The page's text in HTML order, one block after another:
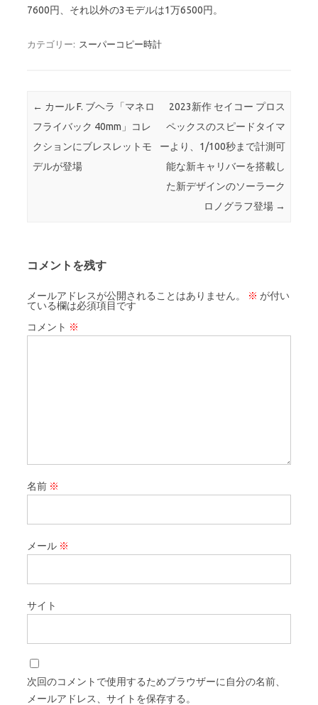
7600円、それ以外の3モデルは1万6500円。
カテゴリー: スーパーコピー時計
投稿ナビゲーション
← カール F. ブヘラ「マネロ
フライバック 40mm」コレ
クションにブレスレットモ
デルが登場
2023新作 セイコー プロス
ペックスのスピードタイマ
ーより、1/100秒まで計測可
能な新キャリバーを搭載し
た新デザインのソーラーク
ロノグラフ登場 →
コメントを残す
メールアドレスが公開されることはありません。 ※ が付い
ている欄は必須項目です
コメント ※
名前 ※
メール ※
サイト
次回のコメントで使用するためブラウザーに自分の名前、
メールアドレス、サイトを保存する。